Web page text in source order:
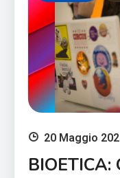
20 Maggio
BIOETICA: